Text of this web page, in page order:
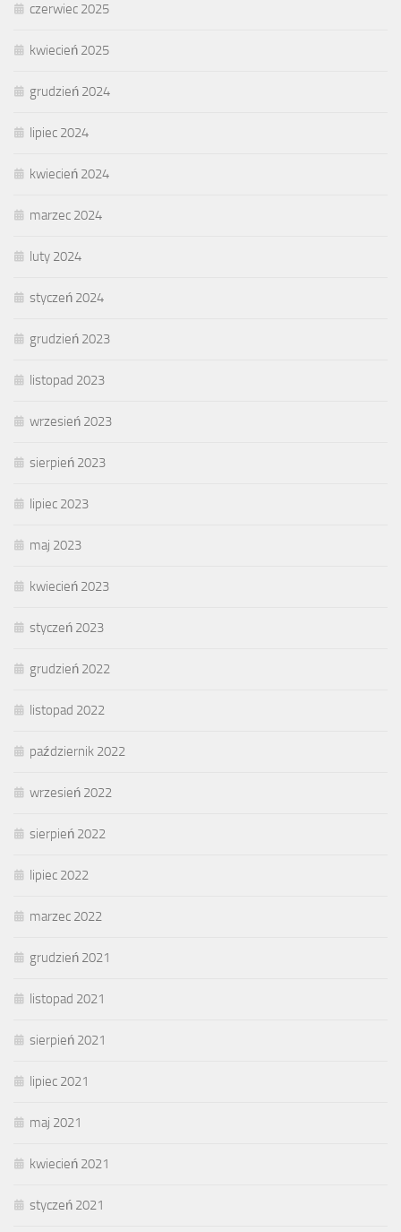
czerwiec 2025
kwiecień 2025
grudzień 2024
lipiec 2024
kwiecień 2024
marzec 2024
luty 2024
styczeń 2024
grudzień 2023
listopad 2023
wrzesień 2023
sierpień 2023
lipiec 2023
maj 2023
kwiecień 2023
styczeń 2023
grudzień 2022
listopad 2022
październik 2022
wrzesień 2022
sierpień 2022
lipiec 2022
marzec 2022
grudzień 2021
listopad 2021
sierpień 2021
lipiec 2021
maj 2021
kwiecień 2021
styczeń 2021